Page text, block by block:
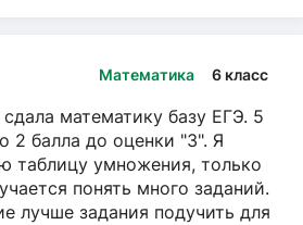
Математика 6 класс
математику базу ЕГЭ. 5
2 балла до оценки "3". Я
таблицу умножения, только
понять много заданий.
лучше задания подучить для